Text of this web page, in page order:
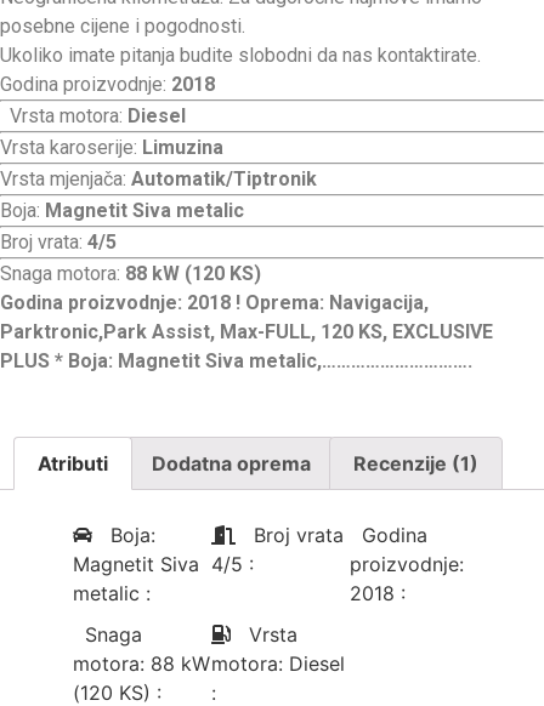
posebne cijene i pogodnosti.
Ukoliko imate pitanja budite slobodni da nas kontaktirate.
Godina proizvodnje: 2018
Vrsta motora: Diesel
Vrsta karoserije: Limuzina
Vrsta mjenjača: Automatik/Tiptronik
Boja: Magnetit Siva metalic
Broj vrata: 4/5
Snaga motora: 88 kW (120 KS)
Godina proizvodnje: 2018 ! Oprema: Navigacija,
Parktronic,Park Assist, Max-FULL, 120 KS, EXCLUSIVE
PLUS * Boja: Magnetit Siva metalic,………………………….
Atributi Dodatna oprema Recenzije (1)
Boja:
Magnetit Siva
metalic :
Broj vrata
4/5 :
Godina
proizvodnje:
2018 :
Snaga
motora: 88 kW
(120 KS) :
Vrsta
motora: Diesel
: